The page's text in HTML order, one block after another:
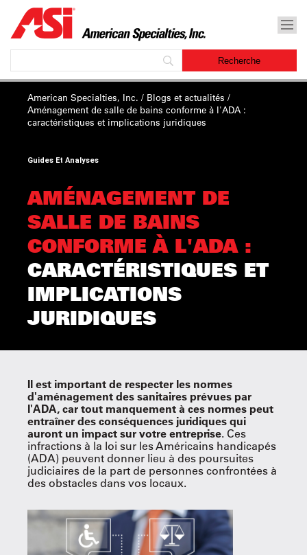
American Specialties, Inc. / Blogs et actualités /
Aménagement de salle de bains conforme à l'ADA :
caractéristiques et implications juridiques
Guides Et Analyses
AMÉNAGEMENT DE
SALLE DE BAINS
CONFORME À L'ADA :
CARACTÉRISTIQUES ET
IMPLICATIONS
JURIDIQUES
Il est important de respecter les normes
d'aménagement des sanitaires prévues par
l'ADA, car tout manquement à ces normes peut
entraîner des conséquences juridiques qui
auront un impact sur votre entreprise. Ces
infractions à la loi sur les Américains handicapés
(ADA) peuvent donner lieu à des poursuites
judiciaires de la part de personnes confrontées à
des obstacles dans vos locaux.